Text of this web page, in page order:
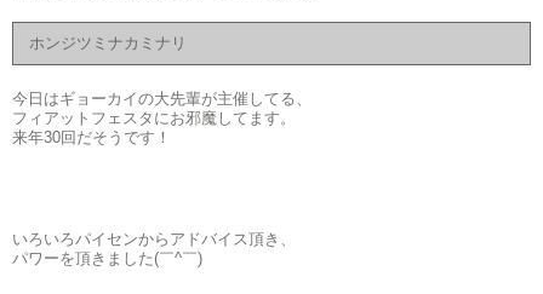
ホンジツミナカミナリ
今日はギョーカイの大先輩が主催してる、
フィアットフェスタにお邪魔してます。
来年30回だそうです！
いろいろパイセンからアドバイス頂き、
パワーを頂きました(￣^￣)ゞ